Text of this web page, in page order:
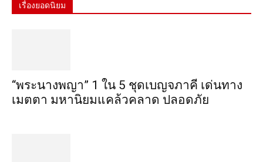
เรื่องยอดนิยม
“พระ​นาง​พญา” 1 ใน 5​ ชุดเบญจ​ภาคี​ เด่นทาง
เมตตา​ มหา​นิยม​แคล้วคลาด​ ปลอดภัย​